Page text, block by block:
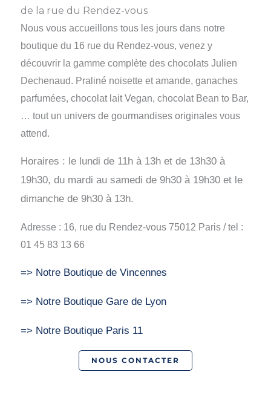
de la rue du Rendez-vous
Nous vous accueillons tous les jours dans notre
boutique du 16 rue du Rendez-vous, venez y
découvrir la gamme complète des chocolats Julien
Dechenaud. Praliné noisette et amande, ganaches
parfumées, chocolat lait Vegan, chocolat Bean to Bar,
… tout un univers de gourmandises originales vous
attend.
Horaires : le lundi de 11h à 13h et de 13h30 à
19h30, du mardi au samedi de 9h30 à 19h30 et le
dimanche de 9h30 à 13h.
Adresse : 16, rue du Rendez-vous 75012 Paris / tel :
01 45 83 13 66
=> Notre Boutique de Vincennes
=> Notre Boutique Gare de Lyon
=> Notre Boutique Paris 11
NOUS CONTACTER